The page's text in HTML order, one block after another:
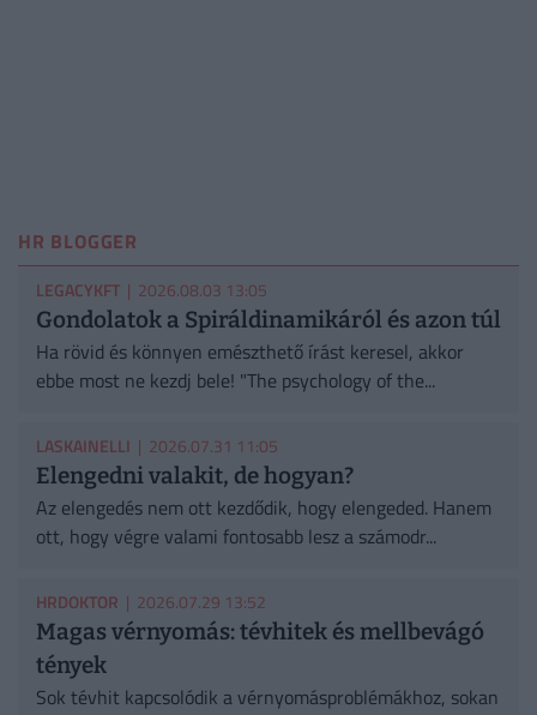
HR BLOGGER
LEGACYKFT | 2026.08.03 13:05
Gondolatok a Spiráldinamikáról és azon túl
Ha rövid és könnyen emészthető írást keresel, akkor
ebbe most ne kezdj bele! "The psychology of the...
LASKAINELLI | 2026.07.31 11:05
Elengedni valakit, de hogyan?
Az elengedés nem ott kezdődik, hogy elengeded. Hanem
ott, hogy végre valami fontosabb lesz a számodr...
HRDOKTOR | 2026.07.29 13:52
Magas vérnyomás: tévhitek és mellbevágó
tények
Sok tévhit kapcsolódik a vérnyomásproblémákhoz, sokan